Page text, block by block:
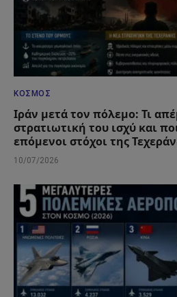
ΚΌΣΜΟΣ
Ιράν μετά τον πόλεμο: Τι
στρατιωτική του ισχύ και
επόμενοι στόχοι της
10/07/2026